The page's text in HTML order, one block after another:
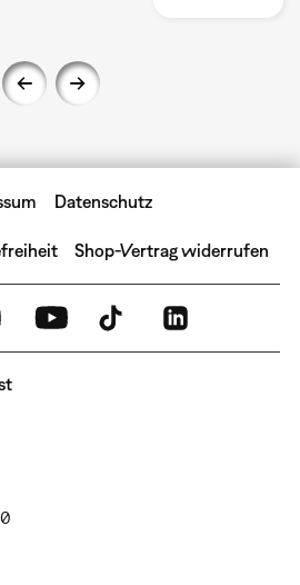
Datenschutz
Shop-Vertrag widerrufen